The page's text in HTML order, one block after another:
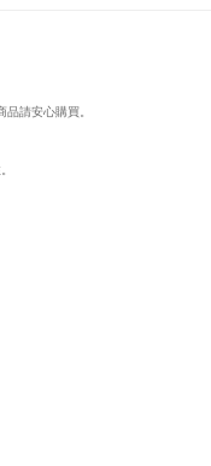
請安心購買。